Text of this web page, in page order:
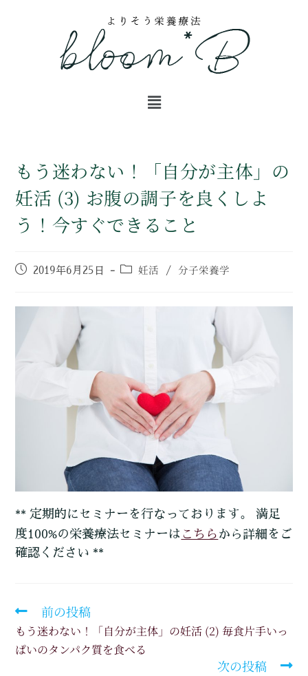
もう迷わない！「自分が主体」の
妊活 (3) お腹の調子を良くしよ
う！今すぐできること
2019年6月25日 妊活 / 分子栄養学
** 定期的にセミナーを行なっております。 満足
度100%の栄養療法セミナーは こちら から詳細をご
確認ください **
前の投稿
もう迷わない！「自分が主体」の妊活 (2) 毎食片手いっ
ぱいのタンパク質を食べる
次の投稿